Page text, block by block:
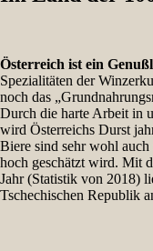
Österreich ist ein
Spezialitäten der
noch das
Durch die harte Arbeit in
wird Österreichs Durst
Biere sind sehr wohl auch
hoch geschätzt wird. Mit
Jahr (Statistik von 2018)
Tschechischen Republik